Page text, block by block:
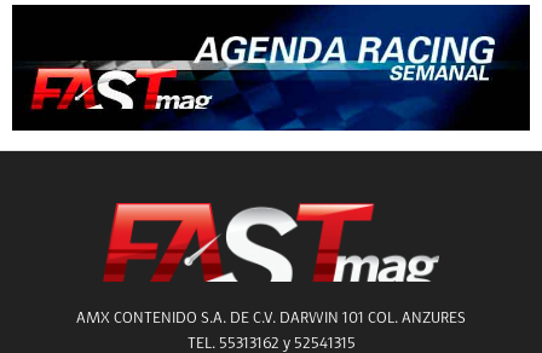
AMX CONTENIDO S.A. DE C.V. DARWIN 101 COL. ANZURES
TEL. 55313162 y 52541315